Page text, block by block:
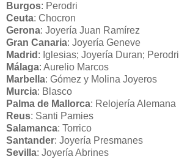
Burgos: Perodri
Ceuta: Chocron
Gerona: Joyería Juan Ramírez
Gran Canaria: Joyería Geneve
Madrid : Iglesias; Joyería Duran; Perodri
Málaga: Aurelio Marcos
Marbella: Gómez y Molina Joyeros
Murcia: Blasco
Palma de Mallorca: Relojería Alemana
Reus: Santi Pamies
Salamanca: Torrico
Santander: Joyería Presmanes
Sevilla: Joyería Abrines